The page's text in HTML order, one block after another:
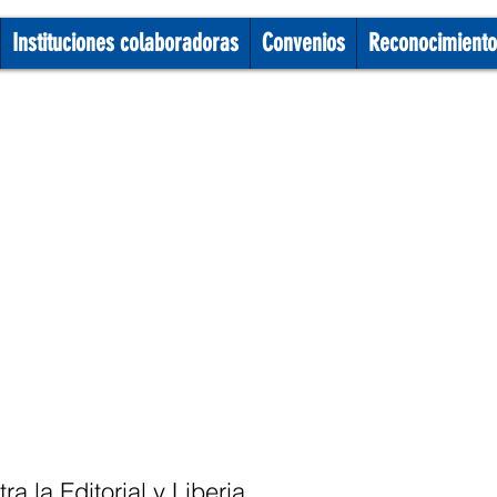
Instituciones colaboradoras Convenios